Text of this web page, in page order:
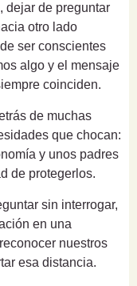
dejar de preguntar
otro lado
ser conscientes
algo y el mensaje
coinciden.
de muchas
que chocan:
y unos padres
de protegerlos.
sin interrogar,
en una
nuestros
esa distancia.